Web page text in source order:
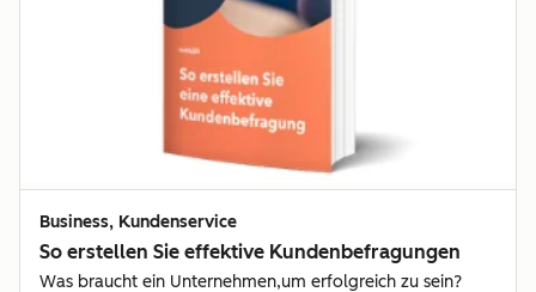
Business, Kundenservice
So erstellen Sie effektive Kundenbefragungen
Was braucht ein Unternehmen,um erfolgreich zu sein?